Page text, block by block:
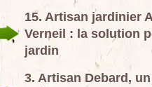
15. Artisan jardinier
Verneil : la solution
jardin
3. Artisan Debard,